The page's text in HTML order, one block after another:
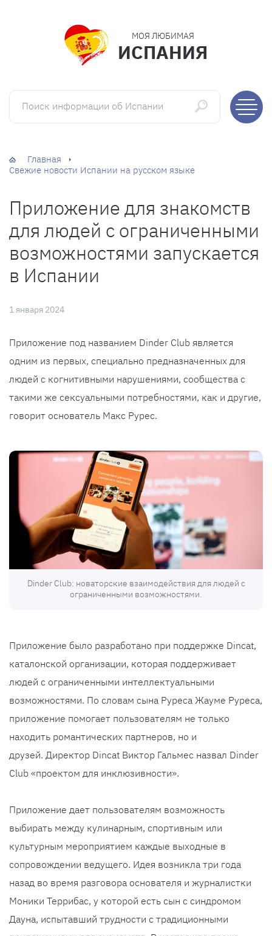
МОЯ ЛЮБИМАЯ
ИСПАНИЯ
Поиск информации об Испании
Главная
Свежие новости Испании на русском языке
Приложение для знакомств
для людей с ограниченными
возможностями запускается
в Испании
1 января 2024
Приложение под названием Dinder Club является
одним из первых, специально предназначенных для
людей с когнитивными нарушениями, сообщества с
такими же сексуальными потребностями, как и другие,
говорит основатель Макс Рурес.
Dinder Club: новаторские взаимодействия для людей с
ограниченными возможностями.
Приложение было разработано при поддержке Dincat,
каталонской организации, которая поддерживает
людей с ограниченными интеллектуальными
возможностями. По словам сына Руреса Жауме Руреса,
приложение помогает пользователям не только
находить романтических партнеров, но и
друзей. Директор Dincat Виктор Гальмес назвал Dinder
Club «проектом для инклюзивности».
Приложение дает пользователям возможность
выбирать между кулинарным, спортивным или
культурным мероприятием каждые выходные в
сопровождении ведущего. Идея возникла три года
назад во время разговора основателя и журналистки
Моники Террибас, у которой есть сын с синдромом
Дауна, испытавший трудности с традиционными